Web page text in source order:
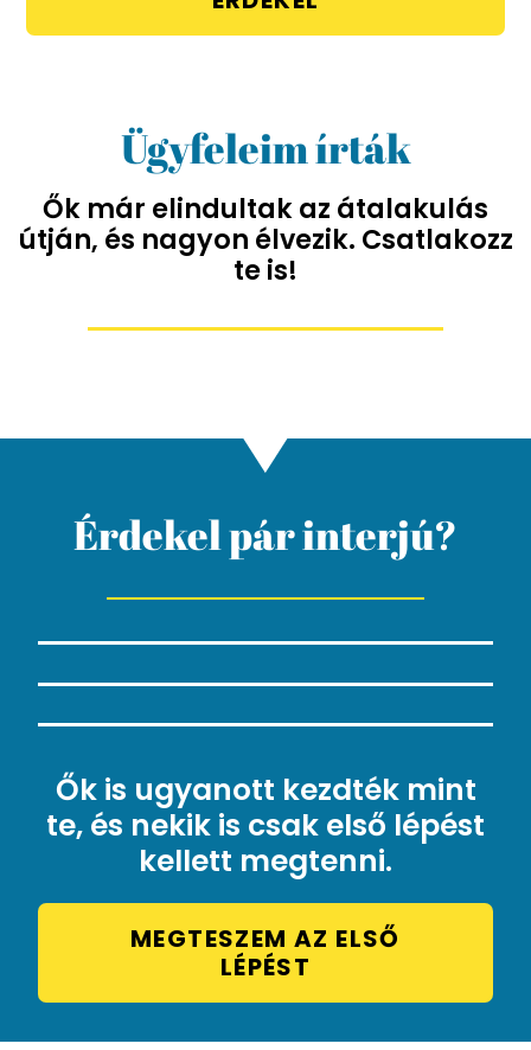
Ügyfeleim írták
Ők már elindultak az átalakulás
útján, és nagyon élvezik. Csatlakozz
te is!
Érdekel pár interjú?
Ők is ugyanott kezdték mint
te, és nekik is csak első lépést
kellett megtenni.
MEGTESZEM AZ ELSŐ
LÉPÉST